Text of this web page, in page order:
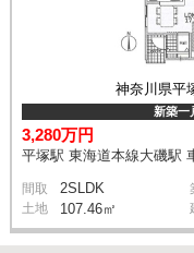
神奈川県平
新築一
3,280万円
平塚駅 東海道本線大磯駅
間取 2SLDK
土地 107.46㎡